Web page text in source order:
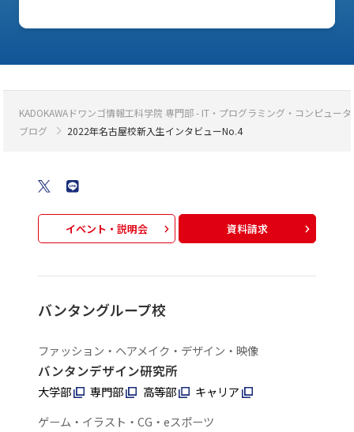
KADOKAWAドワンゴ情報工科学院 専門部 - IT・プログラミング・コンピュー
ブログ
2022年名古屋校新入生インタビューNo.4
イベント・説明会 資料請求
バンタングループ校
ファッション・ヘアメイク・デザイン・映像
バンタンデザイン研究所
大学部 専門部 高等部
キャリア
ゲーム・イラスト・CG・eスポーツ